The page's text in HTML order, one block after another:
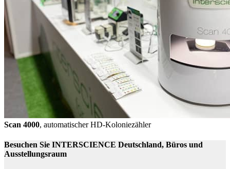
Scan 4000, automatischer HD-Koloniezähler
Besuchen Sie INTERSCIENCE Deutschland, Büros und
Ausstellungsraum